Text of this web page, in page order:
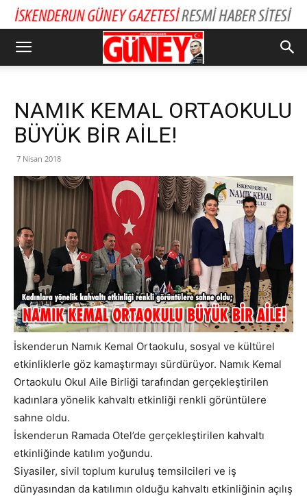
NAMIK KEMAL ORTAOKULU
BÜYÜK BİR AİLE!
7 Nisan 2018
İskenderun Namık Kemal Ortaokulu, sosyal ve kültürel
etkinliklerle göz kamaştırmayı sürdürüyor. Namık Kemal
Ortaokulu Okul Aile Birliği tarafından gerçekleştirilen
kadınlara yönelik kahvaltı etkinliği renkli görüntülere
sahne oldu.
İskenderun Ramada Otel’de gerçekleştirilen kahvaltı
etkinliğinde katılım yoğundu.
Siyasiler, sivil toplum kuruluş temsilcileri ve iş
dünyasından da katılımın olduğu kahvaltı etkinliğinin açılış